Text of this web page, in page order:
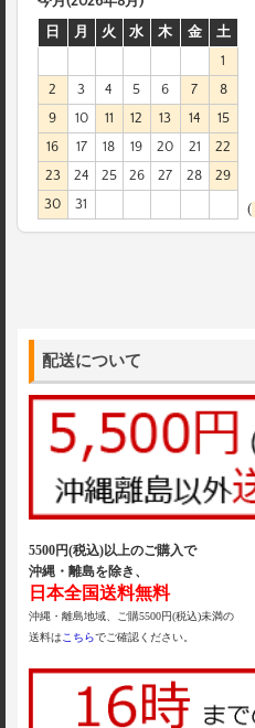
日
月 火 水 木 金
土
1
2
3 4 5 6 7
8
9
10 11 12 13 14
15
16
17 18 19 20 21
22
23
24 25 26 27 28
29
30
31 (
配送について
5500円(税込)以上のご購入で
沖縄・離島を除き、
日本全国送料無料
沖縄・離島地域、ご購5500円(税込)未満の
送料は こちらでご確認ください。